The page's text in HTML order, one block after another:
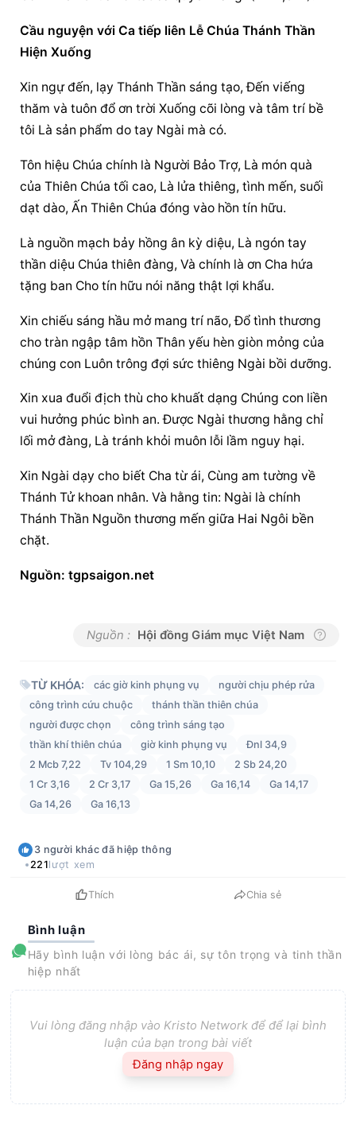
Cầu nguyện với Ca tiếp liên Lễ Chúa Thánh Thần
Hiện Xuống
Xin ngự đến, lạy Thánh Thần sáng tạo, Đến viếng
thăm và tuôn đổ ơn trời Xuống cõi lòng và tâm trí bề
tôi Là sản phẩm do tay Ngài mà có.
Tôn hiệu Chúa chính là Người Bảo Trợ, Là món quà
của Thiên Chúa tối cao, Là lửa thiêng, tình mến, suối
dạt dào, Ấn Thiên Chúa đóng vào hồn tín hữu.
Là nguồn mạch bảy hồng ân kỳ diệu, Là ngón tay
thần diệu Chúa thiên đàng, Và chính là ơn Cha hứa
tặng ban Cho tín hữu nói năng thật lợi khẩu.
Xin chiếu sáng hầu mở mang trí não, Đổ tình thương
cho tràn ngập tâm hồn Thân yếu hèn giòn mỏng của
chúng con Luôn trông đợi sức thiêng Ngài bồi dưỡng.
Xin xua đuổi địch thù cho khuất dạng Chúng con liền
vui hưởng phúc bình an. Được Ngài thương hằng chỉ
lối mở đàng, Là tránh khỏi muôn lỗi lầm nguy hại.
Xin Ngài dạy cho biết Cha từ ái, Cùng am tường về
Thánh Tử khoan nhân. Và hằng tin: Ngài là chính
Thánh Thần Nguồn thương mến giữa Hai Ngôi bền
chặt.
Nguồn: tgpsaigon.net
Nguồn : Hội đồng Giám mục Việt Nam
TỪ KHÓA: các giờ kinh phụng vụ
người chịu phép rửa
công trình cứu chuộc
thánh thần thiên chúa
người được chọn
công trình sáng tạo
thần khí thiên chúa
giờ kinh phụng vụ
Đnl 34,9
2 Mcb 7,22
Tv 104,29 1 Sm 10,10
2 Sb 24,20
1 Cr 3,16
2 Cr 3,17 Ga 15,26 Ga 16,14
Ga 14,17
Ga 14,26
Ga 16,13
3 người khác đã hiệp thông
221lượt xem
Thích Chia sẻ
Bình luận
Hãy bình luận với lòng bác ái, sự tôn trọng và tinh thần
hiệp nhất
Vui lòng đăng nhập vào Kristo Network để để lại bình
luận của bạn trong bài viết
Đăng nhập ngay